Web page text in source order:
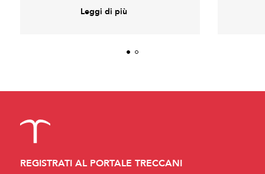
Leggi di più
REGISTRATI AL PORTALE TRECCANI